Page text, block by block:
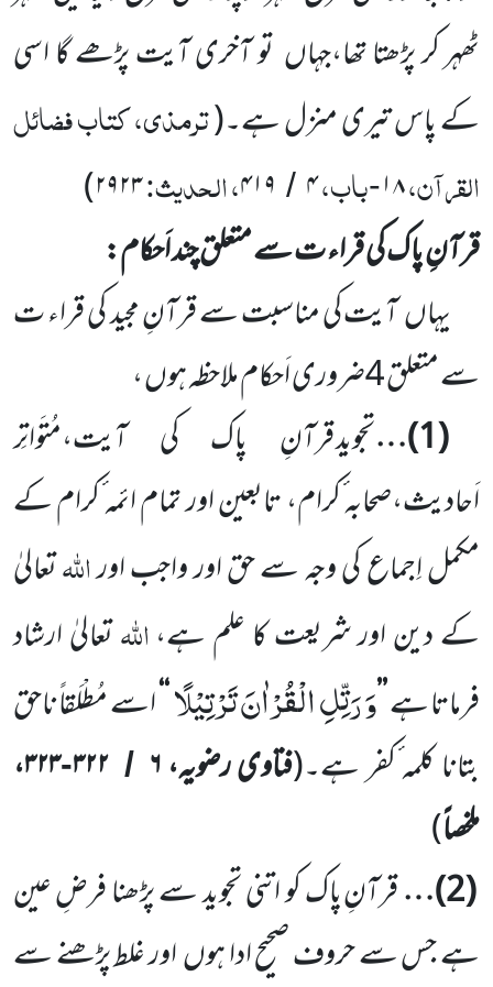
ٹھہر کر پڑھتا تھا،جہاں تو آخری آیت پڑھے گا اسی
کے پاس تیری منزل ہے۔(ترمذی، کتاب فضائل
القرآن،۱۸-باب،۴ / ۴۱۹، الحدیث:۲۹۲۳)
قرآنِ پاک کی قراء ت سے متعلق چند اَحکام:
یہاںآیت کی مناسبت سے قرآنِ مجید کی قراء ت
سے متعلق4ضروری اَحکام ملاحظہ ہوں ،
(
1
)…تجوید قرآنِ پاک کی آیت،مُتَواتِر
اَحادیث،صحابہ ٔکرام، تابعین اور تمام ائمہ ٔکرام کے
مکمل اِجماع کی وجہ سےحق اور واجب اوراللّٰہتعالیٰ
کے دین اور شریعت کا علم ہے،اللّٰہتعالیٰ ارشاد
فرماتا ہے’’وَ رَتِّلِ الْقُرْاٰنَ تَرْتِیْلًا‘‘اسے مُطْلَقاً ناحق
بتانا کلمہ ٔکفر ہے۔(فتاوی رضویہ،۶ / ۳۲۲-
۳۲۳،
ملخصاً)
(
2
)…قرآنِ پاک کو اتنی تجوید سے پڑھنا فرضِ عین
ہے جس سے حروف صحیح ادا ہوںاور غلط پڑھنے سے